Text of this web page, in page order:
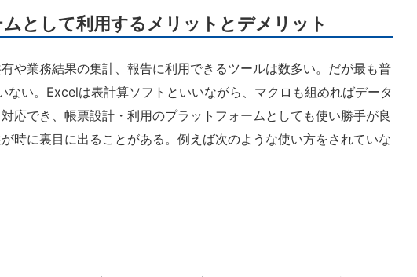
として利用するメリットとデメリット
や業務結果の集計、報告に利用できるツールは数多い。だが最も普
ない。Excelは表計算ソフトといいながら、マクロも組めればデータ
応でき、帳票設計・利用のプラットフォームとしても使い勝手が良
時に裏目に出ることがある。例えば次のような使い方をされていな